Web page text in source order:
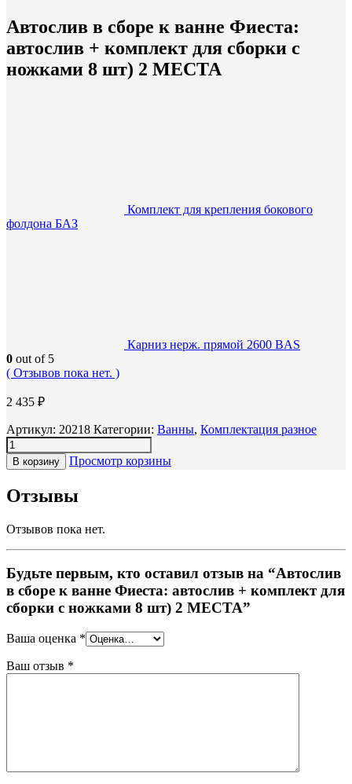
Автослив в сборе к ванне Фиеста:
автослив + комплект для сборки с
ножками 8 шт) 2 МЕСТА
Комплект для крепления бокового
фолдона БАЗ
Карниз нерж. прямой 2600 BAS
0 out of 5
( Отзывов пока нет. )
2 435 ₽
Артикул: 20218 Категории: Ванны, Комплектация разное
В корзину Просмотр корзины
Отзывы
Отзывов пока нет.
Будьте первым, кто оставил отзыв на “Автослив
в сборе к ванне Фиеста: автослив + комплект для
сборки с ножками 8 шт) 2 МЕСТА”
Ваша оценка *
Ваш отзыв *